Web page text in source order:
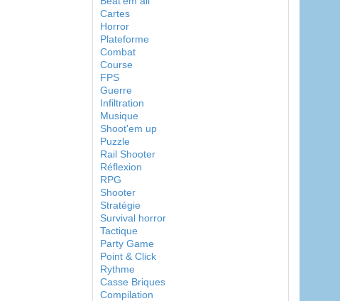
Cartes
Horror
Plateforme
Combat
Course
FPS
Guerre
Infiltration
Musique
Shoot'em up
Puzzle
Rail Shooter
Réflexion
RPG
Shooter
Stratégie
Survival horror
Tactique
Party Game
Point & Click
Rythme
Casse Briques
Compilation